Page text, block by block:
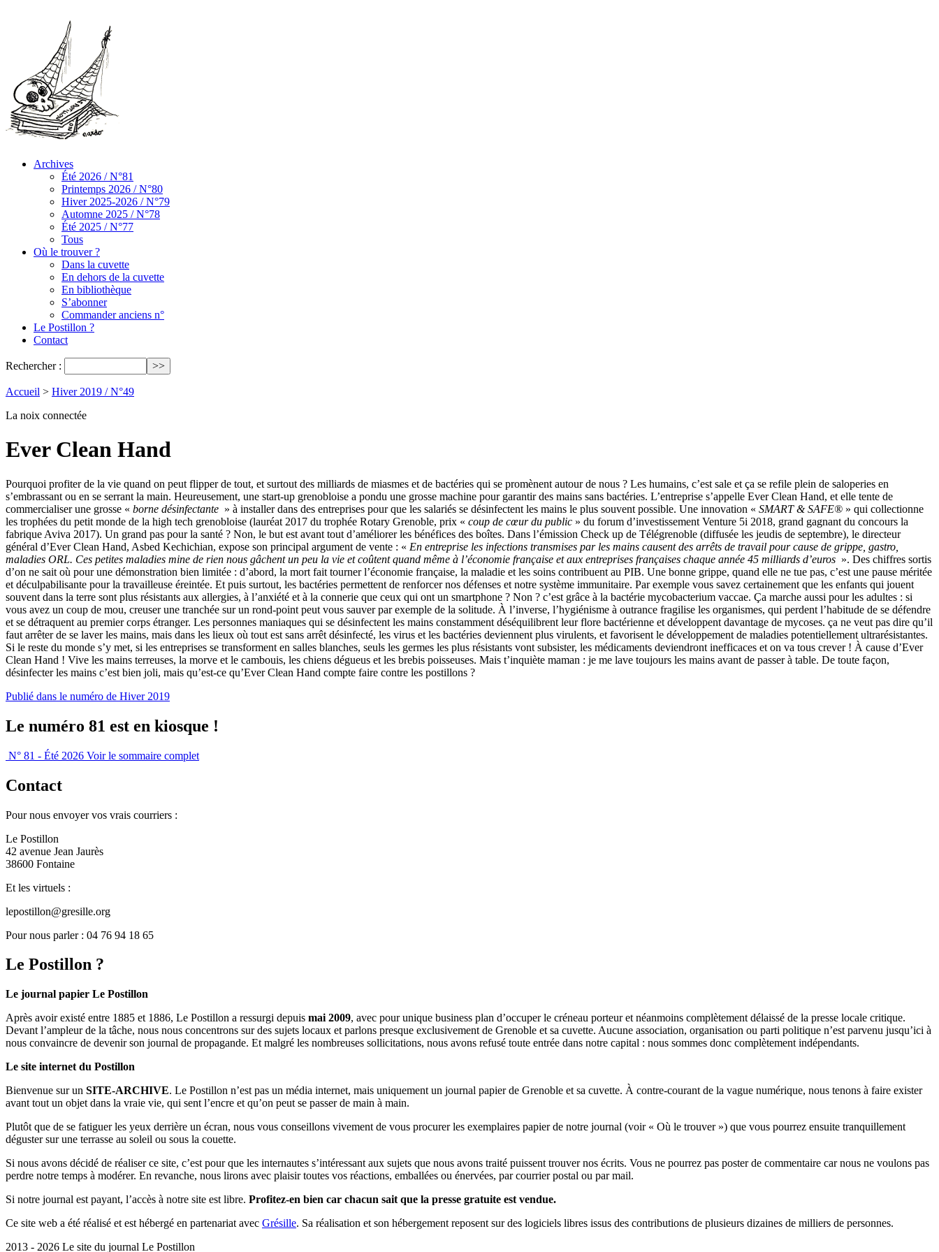
Archives
Été 2026 / N°81
Printemps 2026 / N°80
Hiver 2025-2026 / N°79
Automne 2025 / N°78
Été 2025 / N°77
Tous
Où le trouver ?
Dans la cuvette
En dehors de la cuvette
En bibliothèque
S’abonner
Commander anciens n°
Le Postillon ?
Contact
Rechercher :
Accueil > Hiver 2019 / N°49
La noix connectée
Ever Clean Hand
Pourquoi profiter de la vie quand on peut flipper de tout, et surtout des milliards de miasmes et de bactéries qui se promènent autour de nous ? Les humains, c’est sale et ça se refile plein de saloperies en
s’embrassant ou en se serrant la main. Heureusement, une start-up grenobloise a pondu une grosse machine pour garantir des mains sans bactéries. L’entreprise s’appelle Ever Clean Hand, et elle tente de
commercialiser une grosse « borne désinfectante » à installer dans des entreprises pour que les salariés se désinfectent les mains le plus souvent possible. Une innovation « SMART & SAFE® » qui collectionne
les trophées du petit monde de la high tech grenobloise (lauréat 2017 du trophée Rotary Grenoble, prix « coup de cœur du public » du forum d’investissement Venture 5i 2018, grand gagnant du concours la
fabrique Aviva 2017). Un grand pas pour la santé ? Non, le but est avant tout d’améliorer les bénéfices des boîtes. Dans l’émission Check up de Télégrenoble (diffusée les jeudis de septembre), le directeur
général d’Ever Clean Hand, Asbed Kechichian, expose son principal argument de vente : « En entreprise les infections transmises par les mains causent des arrêts de travail pour cause de grippe, gastro,
maladies ORL. Ces petites maladies mine de rien nous gâchent un peu la vie et coûtent quand même à l’économie française et aux entreprises françaises chaque année 45 milliards d’euros ». Des chiffres sortis
d’on ne sait où pour une démonstration bien limitée : d’abord, la mort fait tourner l’économie française, la maladie et les soins contribuent au PIB. Une bonne grippe, quand elle ne tue pas, c’est une pause méritée
et déculpabilisante pour la travailleuse éreintée. Et puis surtout, les bactéries permettent de renforcer nos défenses et notre système immunitaire. Par exemple vous savez certainement que les enfants qui jouent
souvent dans la terre sont plus résistants aux allergies, à l’anxiété et à la connerie que ceux qui ont un smartphone ? Non ? c’est grâce à la bactérie mycobacterium vaccae. Ça marche aussi pour les adultes : si
vous avez un coup de mou, creuser une tranchée sur un rond-point peut vous sauver par exemple de la solitude. À l’inverse, l’hygiénisme à outrance fragilise les organismes, qui perdent l’habitude de se défendre
et se détraquent au premier corps étranger. Les personnes maniaques qui se désinfectent les mains constamment déséquilibrent leur flore bactérienne et développent davantage de mycoses. ça ne veut pas dire qu’il
faut arrêter de se laver les mains, mais dans les lieux où tout est sans arrêt désinfecté, les virus et les bactéries deviennent plus virulents, et favorisent le développement de maladies potentiellement ultrarésistantes.
Si le reste du monde s’y met, si les entreprises se transforment en salles blanches, seuls les germes les plus résistants vont subsister, les médicaments deviendront inefficaces et on va tous crever ! À cause d’Ever
Clean Hand ! Vive les mains terreuses, la morve et le cambouis, les chiens dégueus et les brebis poisseuses. Mais t’inquiète maman : je me lave toujours les mains avant de passer à table. De toute façon,
désinfecter les mains c’est bien joli, mais qu’est-ce qu’Ever Clean Hand compte faire contre les postillons ?
Publié dans le numéro de Hiver 2019
Le numéro 81 est en kiosque !
N° 81 - Été 2026 Voir le sommaire complet
Contact
Pour nous envoyer vos vrais courriers :
Le Postillon
42 avenue Jean Jaurès
38600 Fontaine
Et les virtuels :
lepostillon@gresille.org
Pour nous parler : 04 76 94 18 65
Le Postillon ?
Le journal papier Le Postillon
Après avoir existé entre 1885 et 1886, Le Postillon a ressurgi depuis mai 2009, avec pour unique business plan d’occuper le créneau porteur et néanmoins complètement délaissé de la presse locale critique.
Devant l’ampleur de la tâche, nous nous concentrons sur des sujets locaux et parlons presque exclusivement de Grenoble et sa cuvette. Aucune association, organisation ou parti politique n’est parvenu jusqu’ici à
nous convaincre de devenir son journal de propagande. Et malgré les nombreuses sollicitations, nous avons refusé toute entrée dans notre capital : nous sommes donc complètement indépendants.
Le site internet du Postillon
Bienvenue sur un SITE-ARCHIVE. Le Postillon n’est pas un média internet, mais uniquement un journal papier de Grenoble et sa cuvette. À contre-courant de la vague numérique, nous tenons à faire exister
avant tout un objet dans la vraie vie, qui sent l’encre et qu’on peut se passer de main à main.
Plutôt que de se fatiguer les yeux derrière un écran, nous vous conseillons vivement de vous procurer les exemplaires papier de notre journal (voir « Où le trouver ») que vous pourrez ensuite tranquillement
déguster sur une terrasse au soleil ou sous la couette.
Si nous avons décidé de réaliser ce site, c’est pour que les internautes s’intéressant aux sujets que nous avons traité puissent trouver nos écrits. Vous ne pourrez pas poster de commentaire car nous ne voulons pas
perdre notre temps à modérer. En revanche, nous lirons avec plaisir toutes vos réactions, emballées ou énervées, par courrier postal ou par mail.
Si notre journal est payant, l’accès à notre site est libre. Profitez-en bien car chacun sait que la presse gratuite est vendue.
Ce site web a été réalisé et est hébergé en partenariat avec Grésille. Sa réalisation et son hébergement reposent sur des logiciels libres issus des contributions de plusieurs dizaines de milliers de personnes.
2013 - 2026 Le site du journal Le Postillon